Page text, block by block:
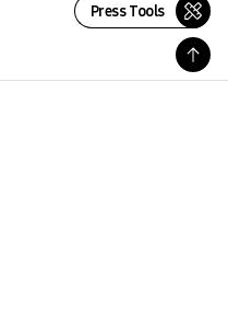
Press Tools